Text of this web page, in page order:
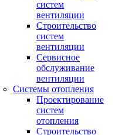
систем
вентиляции
Строительство
систем
вентиляции
Сервисное
обслуживание
вентиляции
Системы отопления
Проектирование
систем
отопления
Строительство